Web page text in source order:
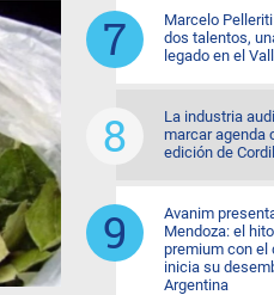
Marcelo
dos talentos,
legado en el
La industria
marcar agenda
edición de
Avanim
Mendoza: el
premium con el
inicia su
Argentina